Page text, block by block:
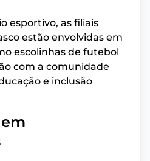
esportivo, as filiais
estão envolvidas em
escolinhas de futebol
com a comunidade
e inclusão